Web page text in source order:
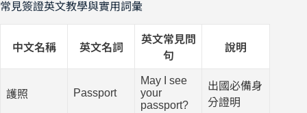
常見簽證英文教學與實用詞彙
中文名稱 英文名詞
英文常見問
句
說明
護照 Passport
May I see
your
passport?
出國必備身
分證明